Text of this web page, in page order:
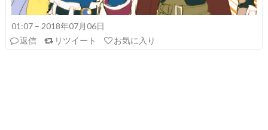
01:07 – 2018年07月06日
返信
リツイート お気に入り